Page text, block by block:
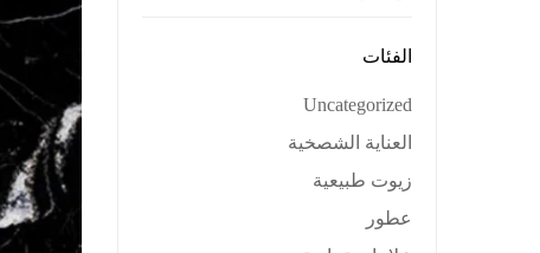
الفئات
Uncategorized
العناية الشصخية
زيوت طبيعية
عطور